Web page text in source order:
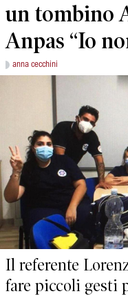
un tombino
Anpas “Io
anna cecchini
Il referente
fare piccoli gesti